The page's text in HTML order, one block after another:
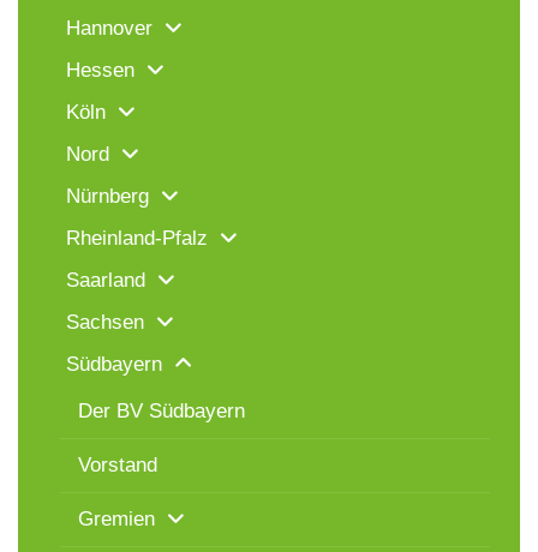
Hannover
Hessen
Köln
Nord
Nürnberg
Rheinland-Pfalz
Saarland
Sachsen
Südbayern
Der BV Südbayern
Vorstand
Gremien